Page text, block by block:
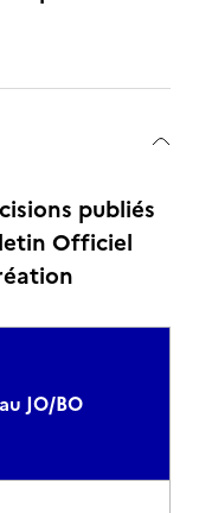
publiés
Officiel
JO/BO